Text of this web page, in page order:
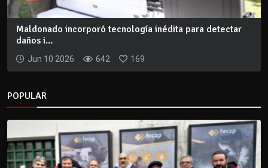
Maldonado incorporó tecnología inédita para detectar
daños i...
Jun 10 2026 642 169
POPULAR